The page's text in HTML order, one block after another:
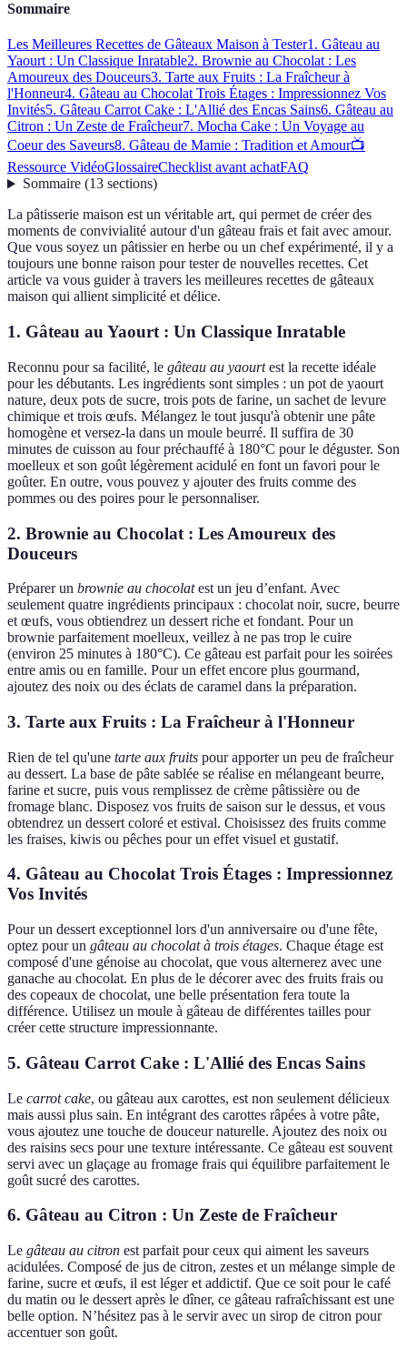
Sommaire
Les Meilleures Recettes de Gâteaux Maison à Tester1. Gâteau au
Yaourt : Un Classique Inratable2. Brownie au Chocolat : Les
Amoureux des Douceurs3. Tarte aux Fruits : La Fraîcheur à
l'Honneur4. Gâteau au Chocolat Trois Étages : Impressionnez Vos
Invités5. Gâteau Carrot Cake : L'Allié des Encas Sains6. Gâteau au
Citron : Un Zeste de Fraîcheur7. Mocha Cake : Un Voyage au
Coeur des Saveurs8. Gâteau de Mamie : Tradition et Amour📺
Ressource VidéoGlossaireChecklist avant achatFAQ
Sommaire(13 sections)
La pâtisserie maison est un véritable art, qui permet de créer des
moments de convivialité autour d'un gâteau frais et fait avec amour.
Que vous soyez un pâtissier en herbe ou un chef expérimenté, il y a
toujours une bonne raison pour tester de nouvelles recettes. Cet
article va vous guider à travers les meilleures recettes de gâteaux
maison qui allient simplicité et délice.
1. Gâteau au Yaourt : Un Classique Inratable
Reconnu pour sa facilité, le gâteau au yaourtest la recette idéale
pour les débutants. Les ingrédients sont simples : un pot de yaourt
nature, deux pots de sucre, trois pots de farine, un sachet de levure
chimique et trois œufs. Mélangez le tout jusqu'à obtenir une pâte
homogène et versez-la dans un moule beurré. Il suffira de 30
minutes de cuisson au four préchauffé à 180°C pour le déguster. Son
moelleux et son goût légèrement acidulé en font un favori pour le
goûter. En outre, vous pouvez y ajouter des fruits comme des
pommes ou des poires pour le personnaliser.
2. Brownie au Chocolat : Les Amoureux des
Douceurs
Préparer un brownie au chocolatest un jeu d’enfant. Avec
seulement quatre ingrédients principaux : chocolat noir, sucre, beurre
et œufs, vous obtiendrez un dessert riche et fondant. Pour un
brownie parfaitement moelleux, veillez à ne pas trop le cuire
(environ 25 minutes à 180°C). Ce gâteau est parfait pour les soirées
entre amis ou en famille. Pour un effet encore plus gourmand,
ajoutez des noix ou des éclats de caramel dans la préparation.
3. Tarte aux Fruits : La Fraîcheur à l'Honneur
Rien de tel qu'une tarte aux fruits pour apporter un peu de fraîcheur
au dessert. La base de pâte sablée se réalise en mélangeant beurre,
farine et sucre, puis vous remplissez de crème pâtissière ou de
fromage blanc. Disposez vos fruits de saison sur le dessus, et vous
obtendrez un dessert coloré et estival. Choisissez des fruits comme
les fraises, kiwis ou pêches pour un effet visuel et gustatif.
4. Gâteau au Chocolat Trois Étages : Impressionnez
Vos Invités
Pour un dessert exceptionnel lors d'un anniversaire ou d'une fête,
optez pour un gâteau au chocolat à trois étages. Chaque étage est
composé d'une génoise au chocolat, que vous alternerez avec une
ganache au chocolat. En plus de le décorer avec des fruits frais ou
des copeaux de chocolat, une belle présentation fera toute la
différence. Utilisez un moule à gâteau de différentes tailles pour
créer cette structure impressionnante.
5. Gâteau Carrot Cake : L'Allié des Encas Sains
Le carrot cake, ou gâteau aux carottes, est non seulement délicieux
mais aussi plus sain. En intégrant des carottes râpées à votre pâte,
vous ajoutez une touche de douceur naturelle. Ajoutez des noix ou
des raisins secs pour une texture intéressante. Ce gâteau est souvent
servi avec un glaçage au fromage frais qui équilibre parfaitement le
goût sucré des carottes.
6. Gâteau au Citron : Un Zeste de Fraîcheur
Le gâteau au citron est parfait pour ceux qui aiment les saveurs
acidulées. Composé de jus de citron, zestes et un mélange simple de
farine, sucre et œufs, il est léger et addictif. Que ce soit pour le café
du matin ou le dessert après le dîner, ce gâteau rafraîchissant est une
belle option. N’hésitez pas à le servir avec un sirop de citron pour
accentuer son goût.